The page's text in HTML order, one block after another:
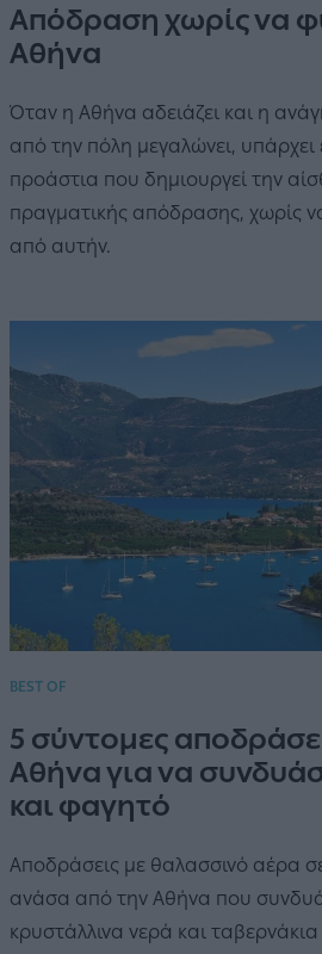
Απόδραση χωρίς να
Αθήνα
Όταν η Αθήνα αδειάζει και η
από την πόλη μεγαλώνει,
προάστια που δημιουργεί την
πραγματικής απόδρασης, χωρίς
από αυτήν.
BEST OF
5 σύντομες
Αθήνα για να
και φαγητό
Αποδράσεις με θαλασσινό αέρα
ανάσα από την Αθήνα που
κρυστάλλινα νερά και ταβερνάκια